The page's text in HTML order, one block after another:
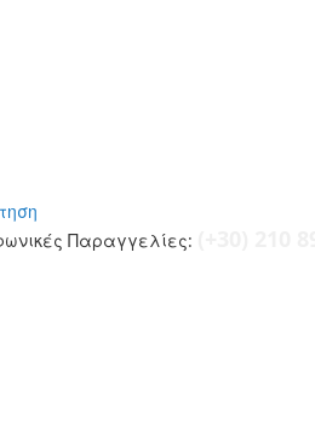
Παραγγελίες: